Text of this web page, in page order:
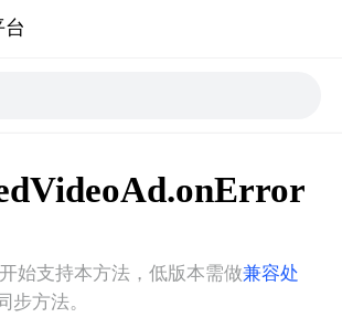
始支持本方法，低版本需做兼容处
步方法。